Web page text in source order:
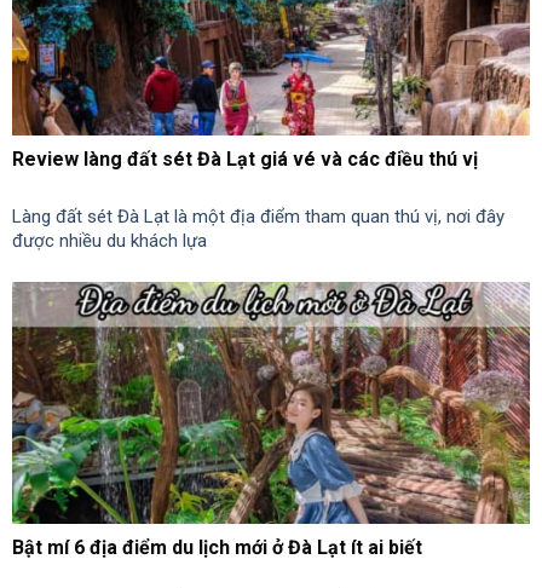
Review làng đất sét Đà Lạt giá vé và các điều thú vị
Làng đất sét Đà Lạt là một địa điểm tham quan thú vị, nơi đây
được nhiều du khách lựa
Bật mí 6 địa điểm du lịch mới ở Đà Lạt ít ai biết